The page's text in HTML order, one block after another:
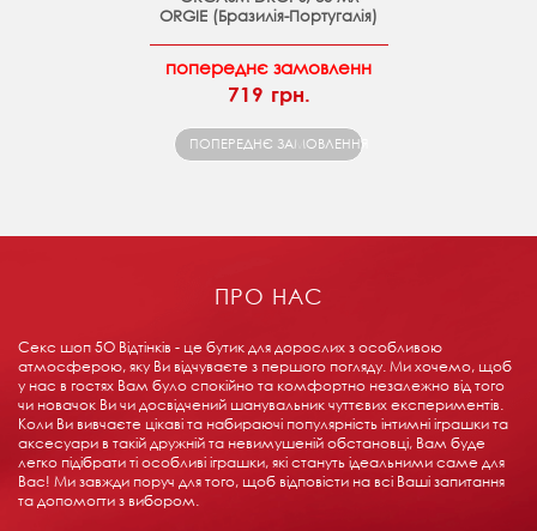
ORGIE (Бразилія-Португалія)
попереднє замовленн
719 грн.
ПОПЕРЕДНЄ ЗАМОВЛЕННЯ
ПРО НАС
Секс шоп 5О Відтінків - це бутик для дорослих з особливою
атмосферою, яку Ви відчуваєте з першого погляду. Ми хочемо, щоб
у нас в гостях Вам було спокійно та комфортно незалежно від того
чи новачок Ви чи досвідчений шанувальник чуттєвих експериментів.
Коли Ви вивчаєте цікаві та набираючі популярність інтимні іграшки та
аксесуари в такій дружній та невимушеній обстановці, Вам буде
легко підібрати ті особливі іграшки, які стануть ідеальними саме для
Вас! Ми завжди поруч для того, щоб відповісти на всі Ваші запитання
та допомогти з вибором.